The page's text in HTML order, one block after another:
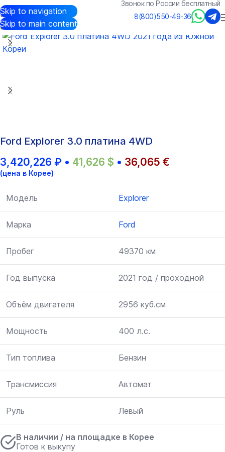
Skip to navigation
Skip to main content
Звонок по России бесплатный
8(800)550-49-36
Авто из Кореи/Каталог Explorer
Ford Explorer 3.0 платина 4WD
3,420,226 ₽ • 41,626 $ • 36,065 €
(цена в Корее)
Модель Explorer
Марка Ford
Пробег 49370 км
Год выпуска 2021 год / проходной
Объём двигателя 2956 куб.см
Мощность 400 л.с.
Тип топлива Бензин
Трансмиссия Автомат
Руль Левый
В наличии / на площадке в Корее
Готов к выкупу